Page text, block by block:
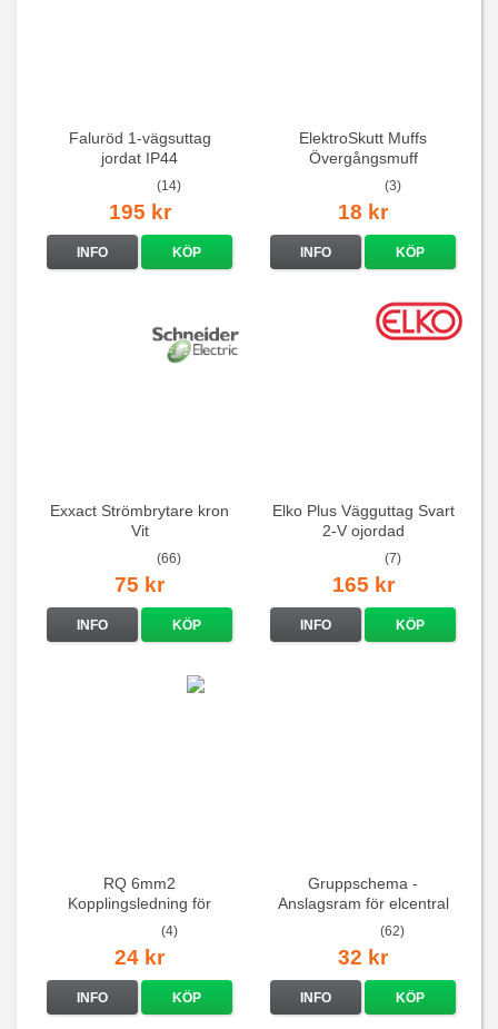
Faluröd 1-vägsuttag
jordat IP44
(14)
195 kr
INFO KÖP
ElektroSkutt Muffs
Övergångsmuff
(3)
18 kr
INFO KÖP
Exxact Strömbrytare kron
Vit
(66)
75 kr
INFO KÖP
Elko Plus Vägguttag Svart
2-V ojordad
(7)
165 kr
INFO KÖP
RQ 6mm2
Kopplingsledning för
elcentraler mm
(4)
24 kr
INFO KÖP
Gruppschema -
Anslagsram för elcentral
(62)
32 kr
INFO KÖP